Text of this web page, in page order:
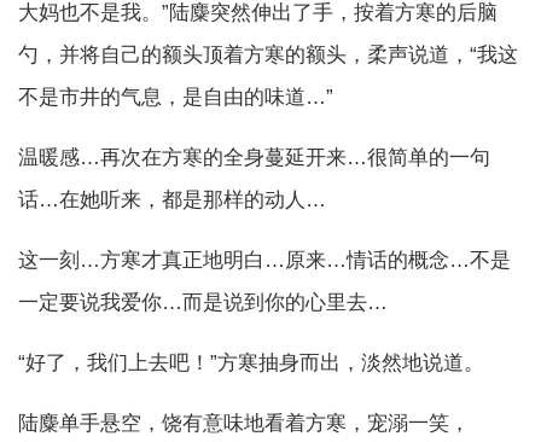
大妈也不是我。”陆麋突然伸出了手，按着方寒的后脑
勺，并将自己的额头顶着方寒的额头，柔声说道，“我这
不是市井的气息，是自由的味道…”
温暖感…再次在方寒的全身蔓延开来…很简单的一句
话…在她听来，都是那样的动人…
这一刻…方寒才真正地明白…原来…情话的概念…不是
一定要说我爱你…而是说到你的心里去…
“好了，我们上去吧！”方寒抽身而出，淡然地说道。
陆麋单手悬空，饶有意味地看着方寒，宠溺一笑，